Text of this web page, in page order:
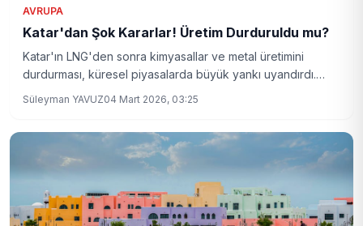
AVRUPA
Katar'dan Şok Kararlar! Üretim Durduruldu mu?
Katar'ın LNG'den sonra kimyasallar ve metal üretimini
durdurması, küresel piyasalarda büyük yankı uyandırdı.
Süleyman YAVUZ04 Mart 2026, 03:25